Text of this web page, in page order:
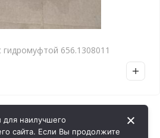
656.1308011
наилучшего
сайта. Если Вы продолжите